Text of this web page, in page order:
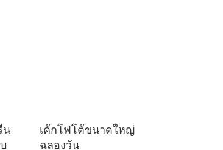
น
เค้กโฟโต้ขนาดใหญ่
ฉลองวัน